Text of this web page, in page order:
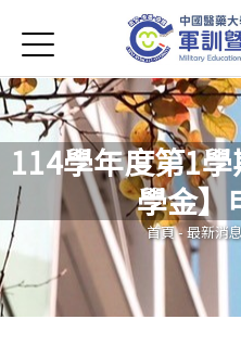
首頁
學務處首頁(link is
Open submenu (單位
單位簡介
最新消息
Open submenu (生
生活輔導
Open submenu (校園
校園安全
Jump to
Jump to
114學年度第1
學金】
您
首頁- 最新消